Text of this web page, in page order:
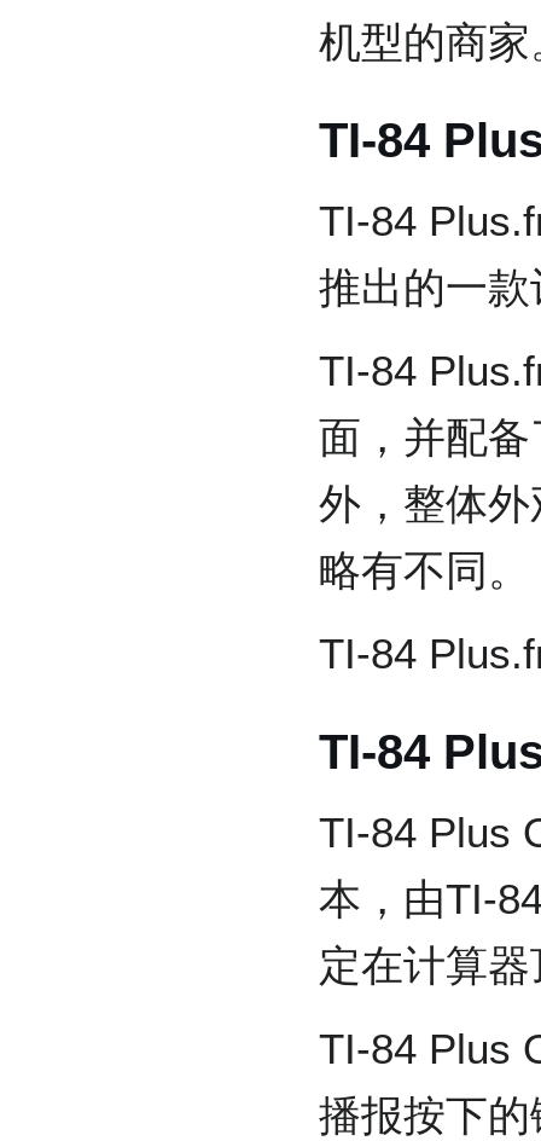
机型的商家
TI-84
TI-84
推出的一
TI-84
面，并配
外，整体
略有不同。
TI-84
TI-84
TI-84 Plus
本，由TI-
定在计算
TI-84 Plus
播报按下